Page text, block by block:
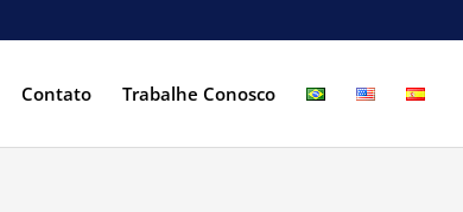
Contato Trabalhe Conosco